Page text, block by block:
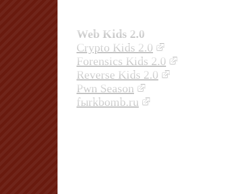
Web Kids 2.0
Crypto Kids 2.0
Forensics Kids 2.0
Reverse Kids 2.0
Pwn Season
fыrkbomb.ru